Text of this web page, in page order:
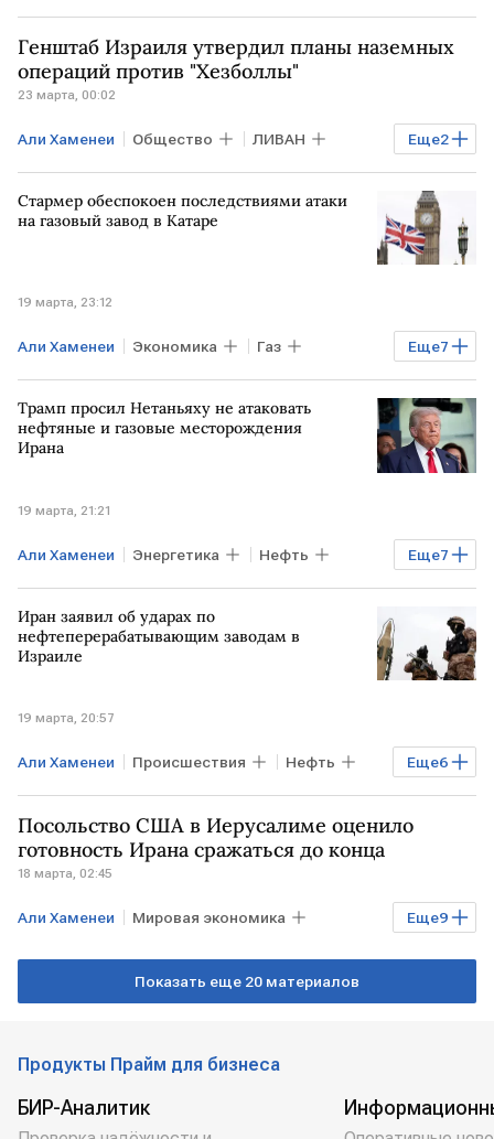
Мировая экономика ИРАН
Ормузский пролив
Тьерри Мариани
Генштаб Израиля утвердил планы наземных
операций против "Хезболлы"
23 марта, 00:02
Еще2
Али Хаменеи Общество ЛИВАН
ИЗРАИЛЬ ИРАН
Стармер обеспокоен последствиями атаки
на газовый завод в Катаре
19 марта, 23:12
Еще7
Али Хаменеи Экономика Газ
Нефть ИРАН КАТАР
БЛИЖНИЙ ВОСТОК Кир Стармер
Трамп просил Нетаньяху не атаковать
нефтяные и газовые месторождения
Ирана
19 марта, 21:21
Еще7
Али Хаменеи Энергетика Нефть
Газ ИРАН США ИЗРАИЛЬ
Дональд Трамп Биньямин Нетаньяху
Иран заявил об ударах по
нефтеперерабатывающим заводам в
Израиле
19 марта, 20:57
Еще6
Али Хаменеи Происшествия Нефть
ИРАН ИЗРАИЛЬ США КСИР
ООН
Посольство США в Иерусалиме оценило
готовность Ирана сражаться до конца
18 марта, 02:45
Еще9
Али Хаменеи Мировая экономика
Экономика США ИЗРАИЛЬ
МИД РФ МИД
Показать еще 20 материалов
Продукты Прайм для бизнеса
БИР-Аналитик